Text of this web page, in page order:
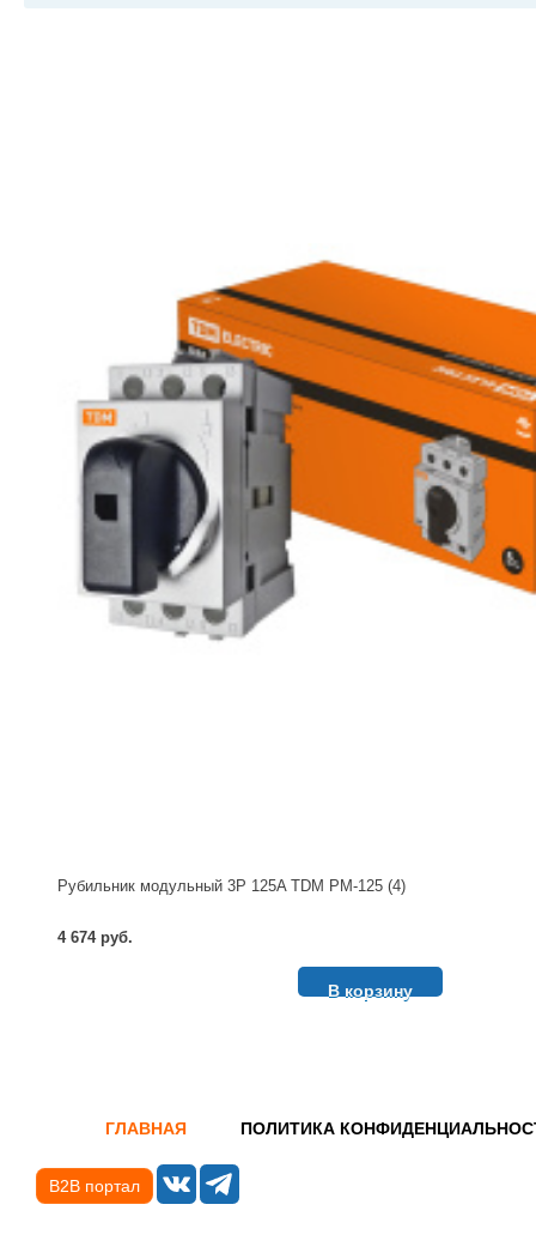
Рубильник модульный 3P 125A TDM РМ-125 (4)
4 674 руб.
В корзину
ГЛАВНАЯ ПОЛИТИКА
B2B портал